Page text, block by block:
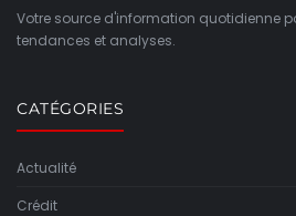
Votre source d'information quotidienne
tendances et analyses.
CATÉGORIES
Actualité
Crédit